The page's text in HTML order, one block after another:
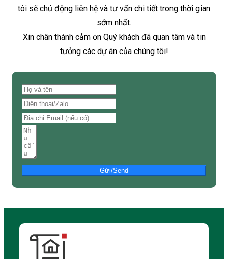
tôi sẽ chủ động liên hệ và tư vấn chi tiết trong thời gian
sớm nhất.
Xin chân thành cảm ơn Quý khách đã quan tâm và tin
tưởng các dự án của chúng tôi!
Gửi/Send